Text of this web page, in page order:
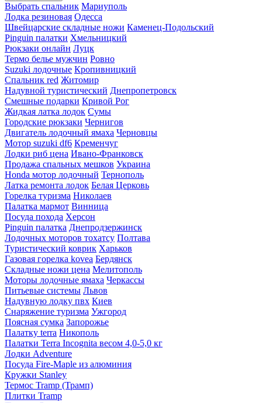
Выбрать спальник Мариуполь
Лодка резиновая Одесса
Швейцарские складные ножи Каменец-Подольский
Pinguin палатки Хмельницкий
Рюкзаки онлайн Луцк
Термо белье мужчин Ровно
Suzuki лодочные Кропивницкий
Спальник red Житомир
Надувной туристический Днепропетровск
Смешные подарки Кривой Рог
Жидкая латка лодок Сумы
Городские рюкзаки Чернигов
Двигатель лодочный ямаха Черновцы
Мотор suzuki df6 Кременчуг
Лодки риб цена Ивано-Франковск
Продажа спальных мешков Украина
Honda мотор лодочный Тернополь
Латка ремонта лодок Белая Церковь
Горелка туризма Николаев
Палатка мармот Винница
Посуда похода Херсон
Pinguin палатка Днепродзержинск
Лодочных моторов тохатсу Полтава
Туристический коврик Харьков
Газовая горелка kovea Бердянск
Складные ножи цена Мелитополь
Моторы лодочные ямаха Черкассы
Питьевые системы Львов
Надувную лодку пвх Киев
Снаряжение туризма Ужгород
Поясная сумка Запорожье
Палатку terra Никополь
Палатки Terra Incognita весом 4,0-5,0 кг
Лодки Adventure
Посуда Fire-Maple из алюминия
Кружки Stanley
Термос Tramp (Трамп)
Плитки Tramp